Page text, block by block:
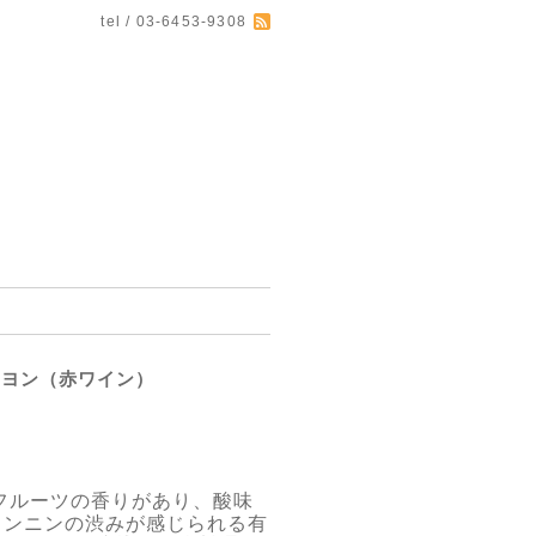
tel / 03-6453-9308
ン（赤ワイン）
ルーツの香りがあり、酸味
ニンの渋みが感じられる有